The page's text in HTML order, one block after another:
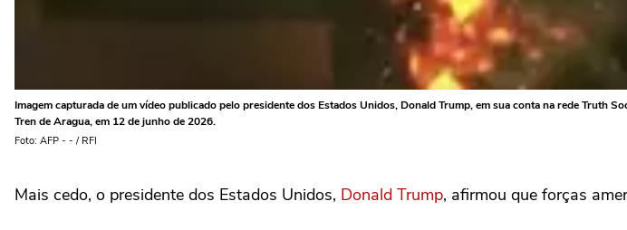
Imagem capturada de um vídeo publicado pelo presidente dos Estados Unidos, Donald Trump, em sua conta na rede Truth
Tren de Aragua, em 12 de junho de 2026.
Foto: AFP - - / RFI
Mais cedo, o presidente dos Estados Unidos, Donald Trump, afirmou que forças